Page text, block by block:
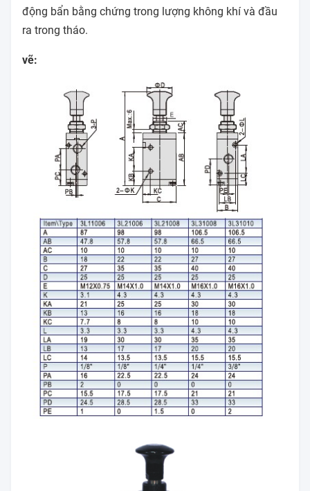
động bẩn bằng chứng trong lượng không khí và đầu
ra trong tháo.
vẽ: